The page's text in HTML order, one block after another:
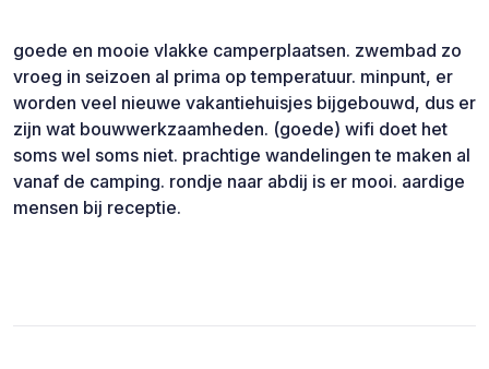
goede en mooie vlakke camperplaatsen. zwembad zo
vroeg in seizoen al prima op temperatuur. minpunt, er
worden veel nieuwe vakantiehuisjes bijgebouwd, dus er
zijn wat bouwwerkzaamheden. (goede) wifi doet het
soms wel soms niet. prachtige wandelingen te maken al
vanaf de camping. rondje naar abdij is er mooi. aardige
mensen bij receptie.